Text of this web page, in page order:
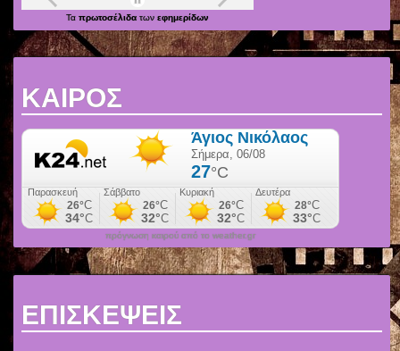
Τα πρωτοσέλιδα των εφημερίδων
ΚΑΙΡΟΣ
πρόγνωση καιρού από το weather.gr
ΕΠΙΣΚΕΨΕΙΣ